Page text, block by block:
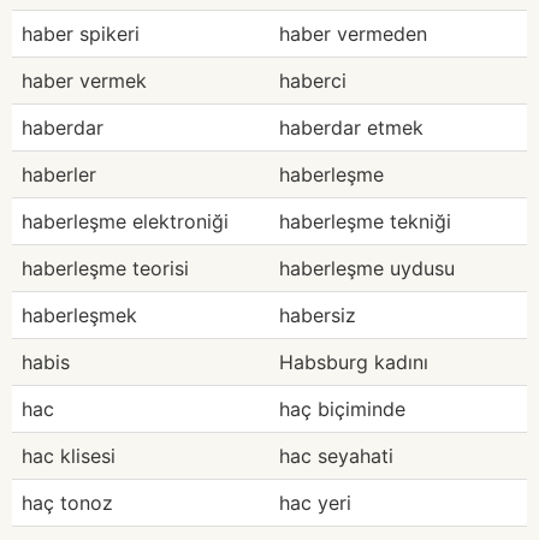
haber spikeri
haber vermeden
haber vermek
haberci
haberdar
haberdar etmek
haberler
haberleşme
haberleşme elektroniği
haberleşme tekniği
haberleşme teorisi
haberleşme uydusu
haberleşmek
habersiz
habis
Habsburg kadını
hac
haç biçiminde
hac klisesi
hac seyahati
haç tonoz
hac yeri